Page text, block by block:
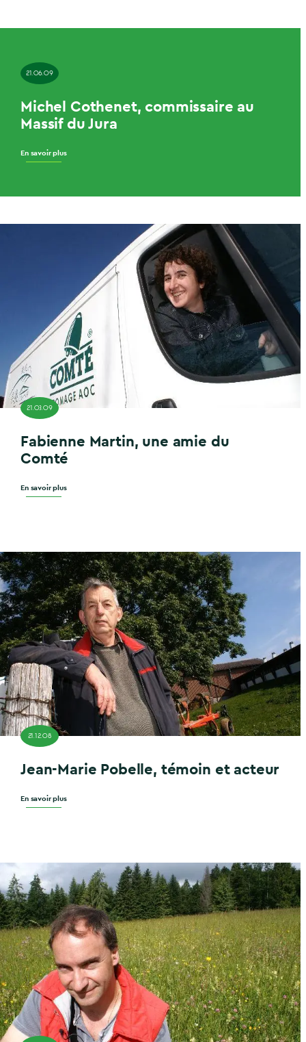
21.06.09
Michel Cothenet, commissaire au
Massif du Jura
En savoir plus
21.03.09
Fabienne Martin, une amie du
Comté
En savoir plus
21.12.08
Jean-Marie Pobelle, témoin et acteur
En savoir plus